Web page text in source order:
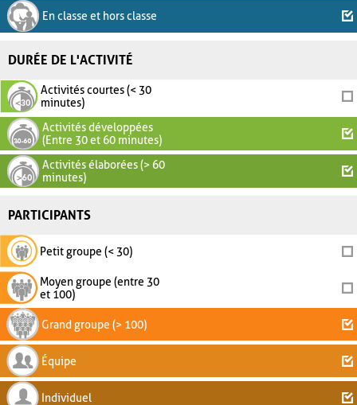
En classe et hors classe
DURÉE DE L'ACTIVITÉ
Activités courtes (< 30
minutes)
Activités développées
(Entre 30 et 60 minutes)
Activités élaborées (> 60
minutes)
PARTICIPANTS
Petit groupe (< 30)
Moyen groupe (entre 30
et 100)
Grand groupe (> 100)
Équipe
Individuel